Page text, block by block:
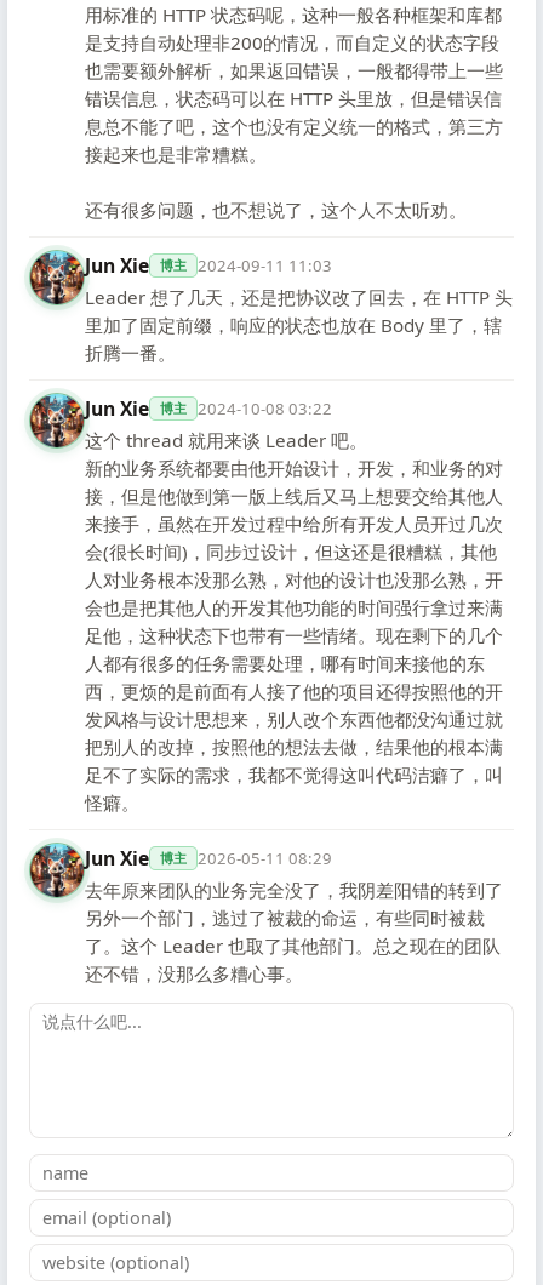
用标准的 HTTP 状态码呢，这种一般各种框架和库都
是支持自动处理非200的情况，而自定义的状态字段
也需要额外解析，如果返回错误，一般都得带上一些
错误信息，状态码可以在 HTTP 头里放，但是错误信
息总不能了吧，这个也没有定义统一的格式，第三方
接起来也是非常糟糕。
还有很多问题，也不想说了，这个人不太听劝。
Jun Xie 博主 2024-09-11 11:03
Leader 想了几天，还是把协议改了回去，在 HTTP 头
里加了固定前缀，响应的状态也放在 Body 里了，辖
折腾一番。
Jun Xie 博主 2024-10-08 03:22
这个 thread 就用来谈 Leader 吧。
新的业务系统都要由他开始设计，开发，和业务的对
接，但是他做到第一版上线后又马上想要交给其他人
来接手，虽然在开发过程中给所有开发人员开过几次
会(很长时间)，同步过设计，但这还是很糟糕，其他
人对业务根本没那么熟，对他的设计也没那么熟，开
会也是把其他人的开发其他功能的时间强行拿过来满
足他，这种状态下也带有一些情绪。现在剩下的几个
人都有很多的任务需要处理，哪有时间来接他的东
西，更烦的是前面有人接了他的项目还得按照他的开
发风格与设计思想来，别人改个东西他都没沟通过就
把别人的改掉，按照他的想法去做，结果他的根本满
足不了实际的需求，我都不觉得这叫代码洁癖了，叫
怪癖。
Jun Xie 博主 2026-05-11 08:29
去年原来团队的业务完全没了，我阴差阳错的转到了
另外一个部门，逃过了被裁的命运，有些同时被裁
了。这个 Leader 也取了其他部门。总之现在的团队
还不错，没那么多糟心事。